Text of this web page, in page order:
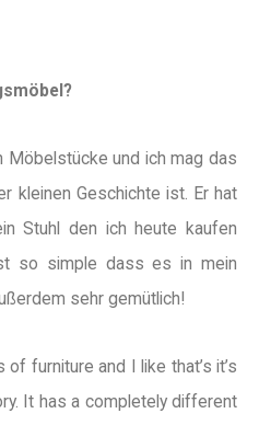
und ich mag das
kleinen Geschichte ist. Er hat
Stuhl den ich heute kaufen
so simple dass es in mein
sehr gemütlich!
furniture and I like that’s it’s
It has a completely different